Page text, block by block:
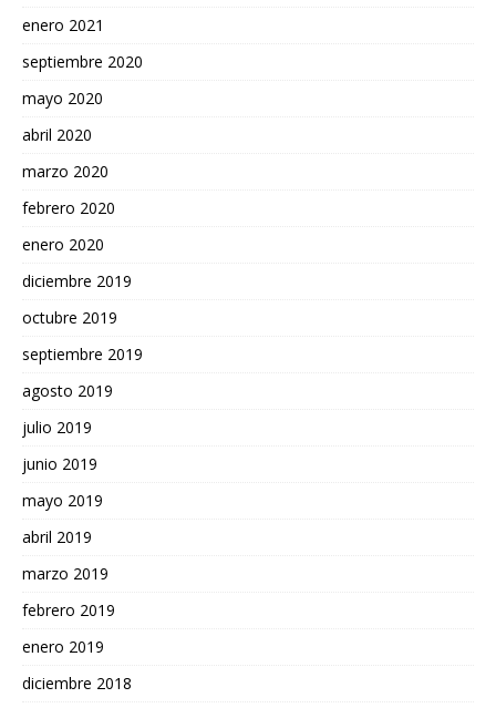
enero 2021
septiembre 2020
mayo 2020
abril 2020
marzo 2020
febrero 2020
enero 2020
diciembre 2019
octubre 2019
septiembre 2019
agosto 2019
julio 2019
junio 2019
mayo 2019
abril 2019
marzo 2019
febrero 2019
enero 2019
diciembre 2018